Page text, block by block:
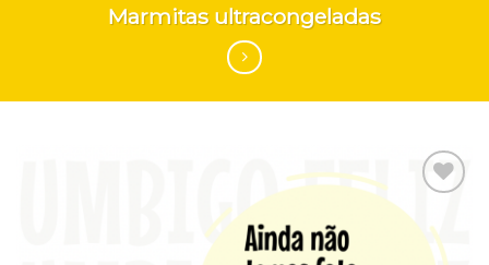
Marmitas ultracongeladas
Adicionar
aos
favoritos